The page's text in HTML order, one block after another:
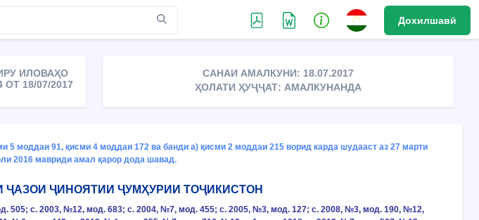
Дохилшавӣ
ИЛОВАҲО
18/07/2017
САНАИ АМАЛКУНИ: 18.07.2017
ҲОЛАТИ ҲУҶҶАТ: АМАЛКУНАНДА
5 моддаи 91, қисми 4 моддаи 172 ва банди а) қисми 2 моддаи 215 ворид карда шудааст аз 27 марти
2016 мавриди амал қарор дода шавад.
ҶАЗОИ ҶИНОЯТИИ ҶУМҲУРИИ ТОҶИКИСТОН
505; с. 2003, №12, мод. 683; с. 2004, №7, мод. 455; с. 2005, №3, мод. 127; с. 2008, №3, мод. 190, №12,